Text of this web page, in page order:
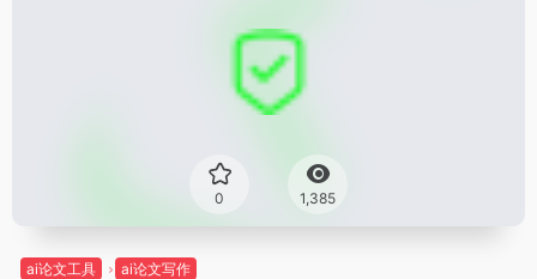
0 1,385
ai论文工具 ai论文写作